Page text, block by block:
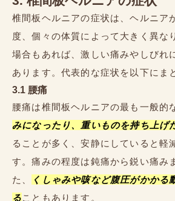
椎間板ヘルニアの症状は、ヘルニア
度、個々の体質によって大きく異な
場合もあれば、激しい痛みやしびれ
あります。代表的な症状を以下にま
3.1 腰痛
腰痛は椎間板ヘルニアの最も一般的
みになったり、重いものを持ち上げ
ることが多く、安静にしていると軽
す。痛みの程度は鈍痛から鋭い痛み
た、
くしゃみや咳など腹圧がかかる
ることもあります。